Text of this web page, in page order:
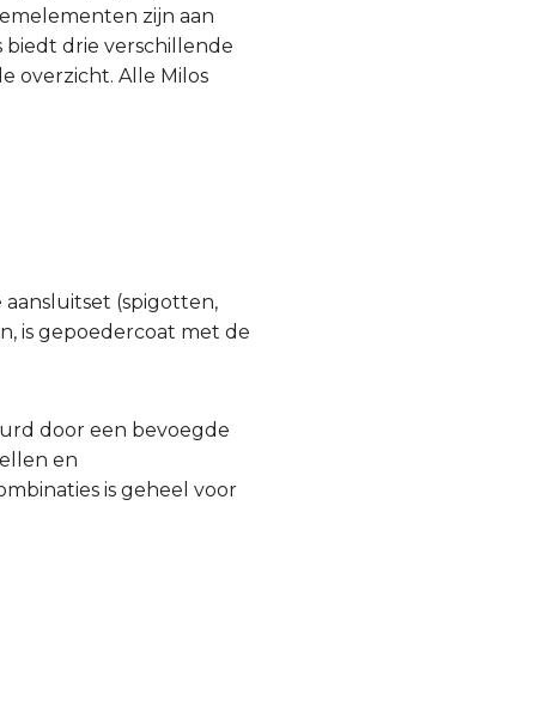
zijn aan
drie verschillende
overzicht. Alle Milos
(spigotten,
is gepoedercoat met de
door een bevoegde
en
is geheel voor